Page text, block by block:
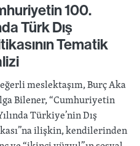
100.
Türk Dış
Tematik
meslektaşım, Burç Aka
Bilener, “Cumhuriyetin
Türkiye’nin Dış
ilişkin, kendilerinden